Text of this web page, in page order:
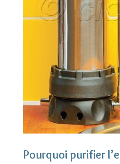
Pourquoi purifier